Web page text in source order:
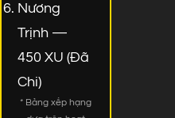
Nương
Trịnh —
450 XU (Đã
Chi)
* Bảng xếp hạng